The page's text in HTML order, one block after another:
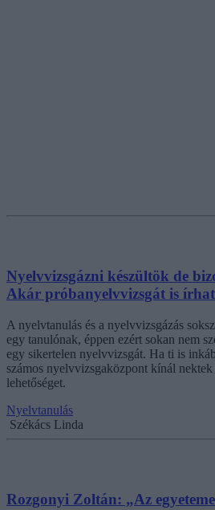
Nyelvvizsgázni készültök de
Akár próbanyelvvizsgát is
A nyelvtanulás és a nyelvvizsgázás
egy tanulónak, éppen ezért sokan nem
egy sikertelen nyelvvizsgát. Ha ti is
számos nyelvvizsgaközpont kínál
lehetőséget.
Nyelvtanulás
Székács Linda
Rozgonyi Zoltán: „Az